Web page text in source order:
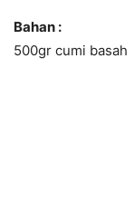
Bahan :
500gr cumi basah